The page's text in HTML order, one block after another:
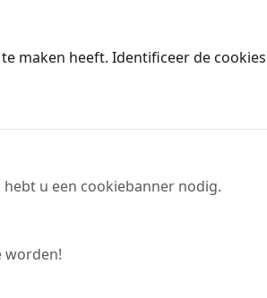
maken heeft. Identificeer de
u een cookiebanner nodig.
worden!